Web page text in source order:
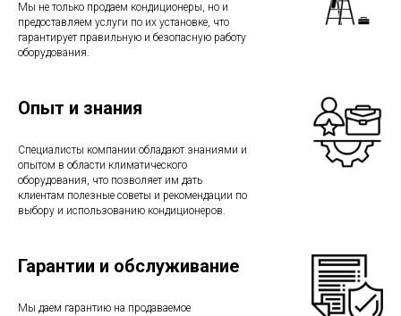
Мы не только продаем кондиционеры, но и
предоставляем услуги по их установке, что
гарантирует правильную и безопасную работу
оборудования.
Опыт и знания
Специалисты компании обладают знаниями и
опытом в области климатического
оборудования, что позволяет им дать
клиентам полезные советы и рекомендации по
выбору и использованию кондиционеров.
Гарантии и обслуживание
Мы даем гарантию на продаваемое